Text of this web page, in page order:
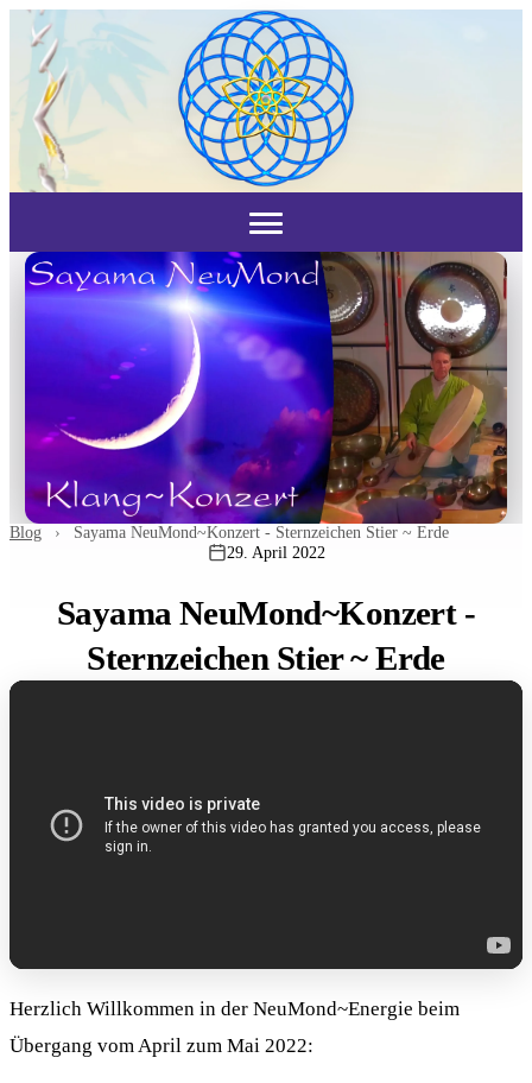
Blog › Sayama NeuMond~Konzert - Sternzeichen Stier ~ Erde
29. April 2022
Sayama NeuMond~Konzert -
Sternzeichen Stier ~ Erde
Herzlich Willkommen in der NeuMond~Energie beim
Übergang vom April zum Mai 2022: